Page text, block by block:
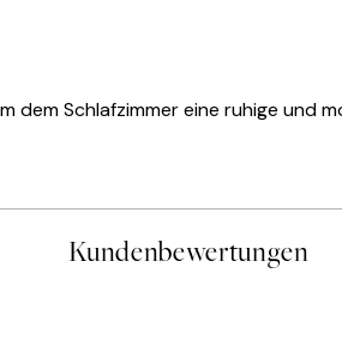
Schlafzimmer eine ruhige und
Kundenbewertungen